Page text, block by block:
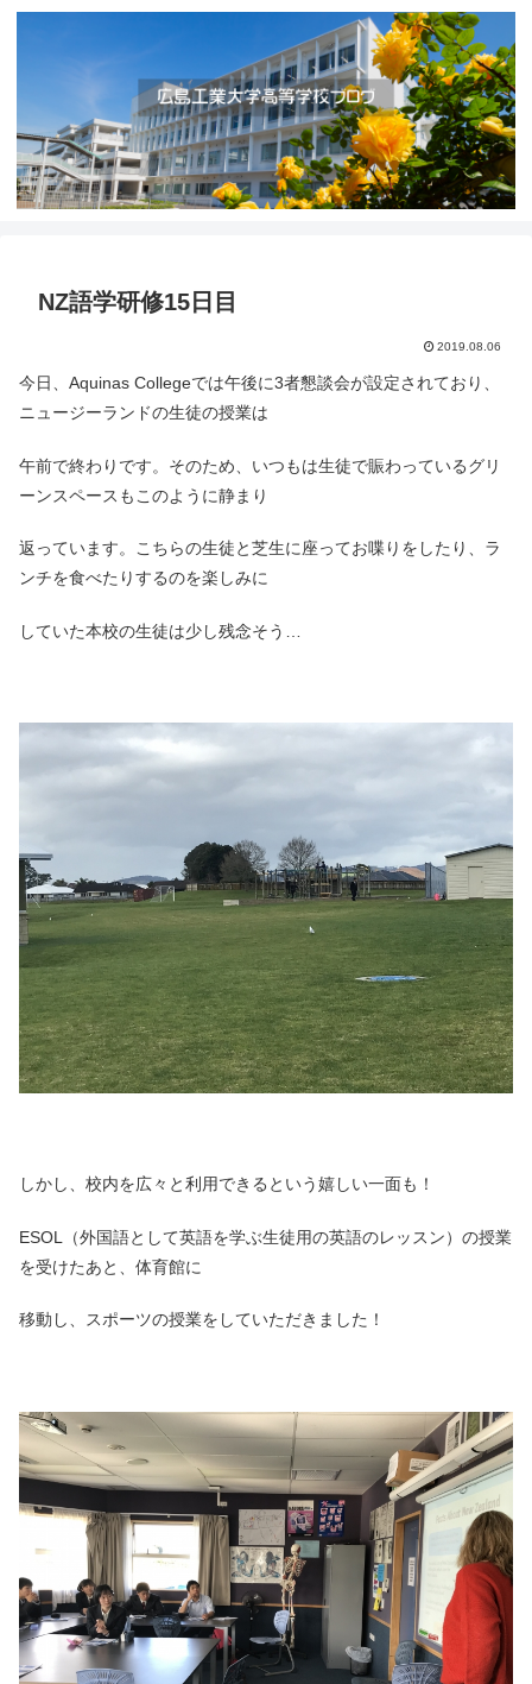
NZ語学研修15日目
2019.08.06
今日、Aquinas Collegeでは午後に3者懇談会が設定されており、
ニュージーランドの生徒の授業は
午前で終わりです。そのため、いつもは生徒で賑わっているグリ
ーンスペースもこのように静まり
返っています。こちらの生徒と芝生に座ってお喋りをしたり、ラ
ンチを食べたりするのを楽しみに
していた本校の生徒は少し残念そう…
しかし、校内を広々と利用できるという嬉しい一面も！
ESOL（外国語として英語を学ぶ生徒用の英語のレッスン）の授業
を受けたあと、体育館に
移動し、スポーツの授業をしていただきました！